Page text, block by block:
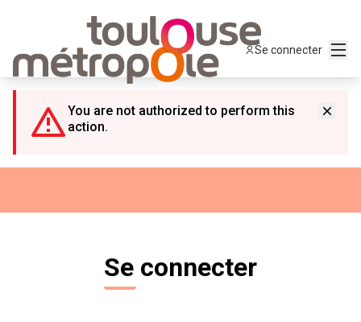
Se connecter
You are not authorized to perform this
action.
Se connecter